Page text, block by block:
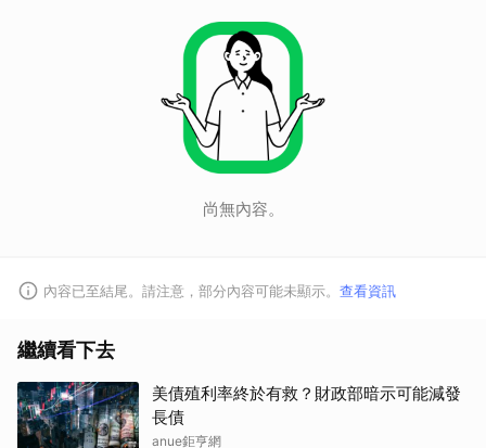
尚無內容。
內容已至結尾。請注意，部分內容可能未顯示。 查看資訊
繼續看下去
美債殖利率終於有救？財政部暗示可能減發
長債
anue鉅亨網